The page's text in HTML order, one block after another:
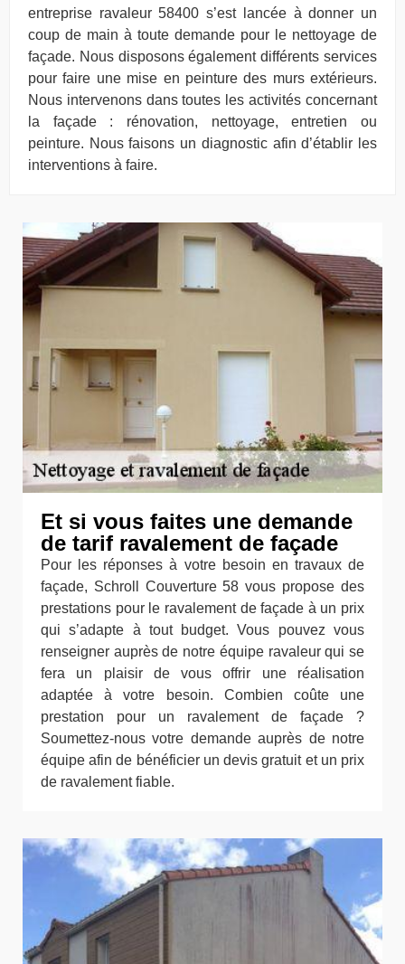
entreprise ravaleur 58400 s’est lancée à donner un
coup de main à toute demande pour le nettoyage de
façade. Nous disposons également différents services
pour faire une mise en peinture des murs extérieurs.
Nous intervenons dans toutes les activités concernant
la façade : rénovation, nettoyage, entretien ou
peinture. Nous faisons un diagnostic afin d’établir les
interventions à faire.
Et si vous faites une demande
de tarif ravalement de façade
Pour les réponses à votre besoin en travaux de
façade, Schroll Couverture 58 vous propose des
prestations pour le ravalement de façade à un prix
qui s’adapte à tout budget. Vous pouvez vous
renseigner auprès de notre équipe ravaleur qui se
fera un plaisir de vous offrir une réalisation
adaptée à votre besoin. Combien coûte une
prestation pour un ravalement de façade ?
Soumettez-nous votre demande auprès de notre
équipe afin de bénéficier un devis gratuit et un prix
de ravalement fiable.